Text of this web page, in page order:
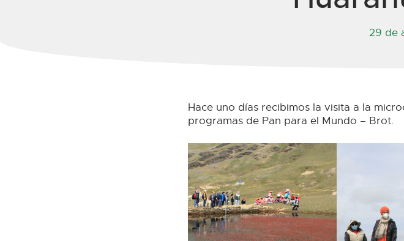
29 de
Hace uno días recibimos la visita a la
programas de Pan para el Mundo – Brot.